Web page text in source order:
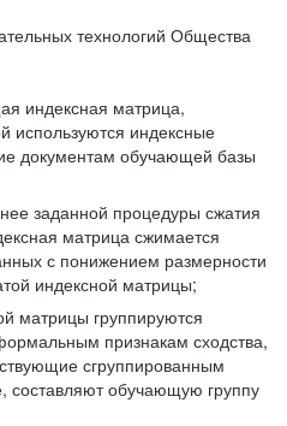
технологий Общества
индексная матрица,
используются индексные
документам обучающей базы
заданной процедуры сжатия
матрица сжимается
с понижением размерности
индексной матрицы;
матрицы группируются
признакам сходства,
сгруппированным
составляют обучающую группу